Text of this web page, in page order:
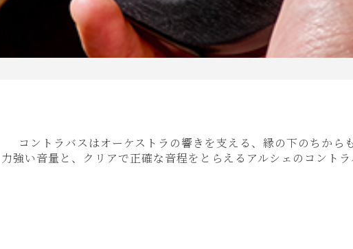
コントラバスはオーケストラの響きを支える、縁の下のちから
力強い音量と、クリアで正確な音程をとらえるアルシェのコントラ